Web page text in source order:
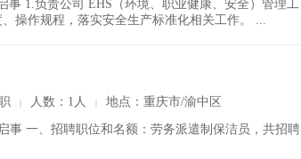
1.负责公司 EHS（环境、职业健康、安全）管理工
操作规程，落实安全生产标准化相关工作。 ...
| 人数：1人 | 地点：重庆市/渝中区
事 一、招聘职位和名额：劳务派遣制保洁员，共招聘